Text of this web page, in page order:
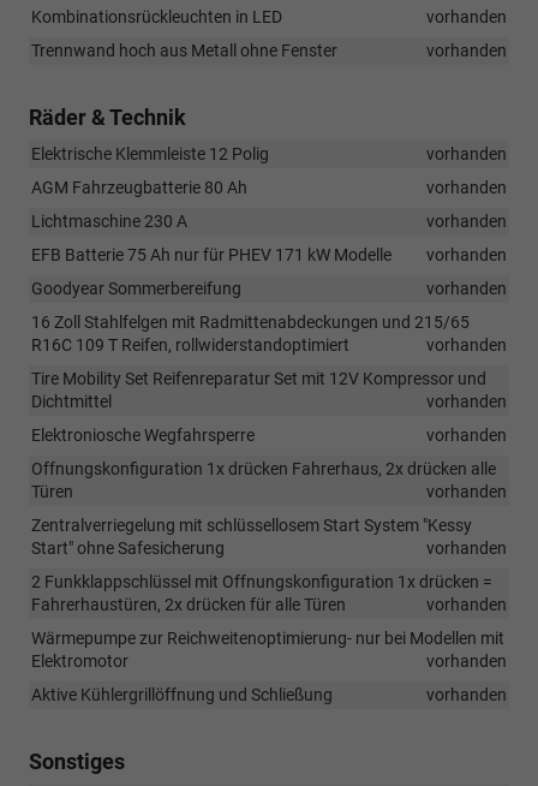
Kombinationsrückleuchten in LED
vorhanden
Trennwand hoch aus Metall ohne Fenster
vorhanden
Räder & Technik
Elektrische Klemmleiste 12 Polig
vorhanden
AGM Fahrzeugbatterie 80 Ah
vorhanden
Lichtmaschine 230 A
vorhanden
EFB Batterie 75 Ah nur für PHEV 171 kW Modelle
vorhanden
Goodyear Sommerbereifung
vorhanden
16 Zoll Stahlfelgen mit Radmittenabdeckungen und 215/65
R16C 109 T Reifen, rollwiderstandoptimiert
vorhanden
Tire Mobility Set Reifenreparatur Set mit 12V Kompressor und
Dichtmittel
vorhanden
Elektroniosche Wegfahrsperre
vorhanden
Offnungskonfiguration 1x drücken Fahrerhaus, 2x drücken alle
Türen
vorhanden
Zentralverriegelung mit schlüssellosem Start System "Kessy
Start" ohne Safesicherung
vorhanden
2 Funkklappschlüssel mit Offnungskonfiguration 1x drücken =
Fahrerhaustüren, 2x drücken für alle Türen
vorhanden
Wärmepumpe zur Reichweitenoptimierung- nur bei Modellen mit
Elektromotor
vorhanden
Aktive Kühlergrillöffnung und Schließung
vorhanden
Sonstiges